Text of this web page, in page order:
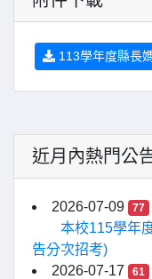
113學年度縣長
近月內熱門公
2026-07-09 77
本校115學年
告分次招考)
2026-07-17
61